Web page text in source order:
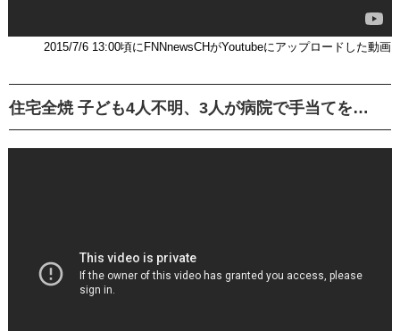
2015/7/6 13:00頃にFNNnewsCHがYoutubeにアップロードした動画
住宅全焼 子ども4人不明、3人が病院で手当てを…